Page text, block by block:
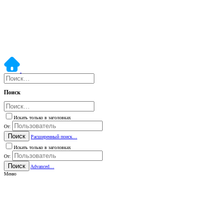
Поиск
Искать только в заголовках
От:
Поиск
Расширенный поиск…
Искать только в заголовках
От:
Поиск
Advanced…
Меню